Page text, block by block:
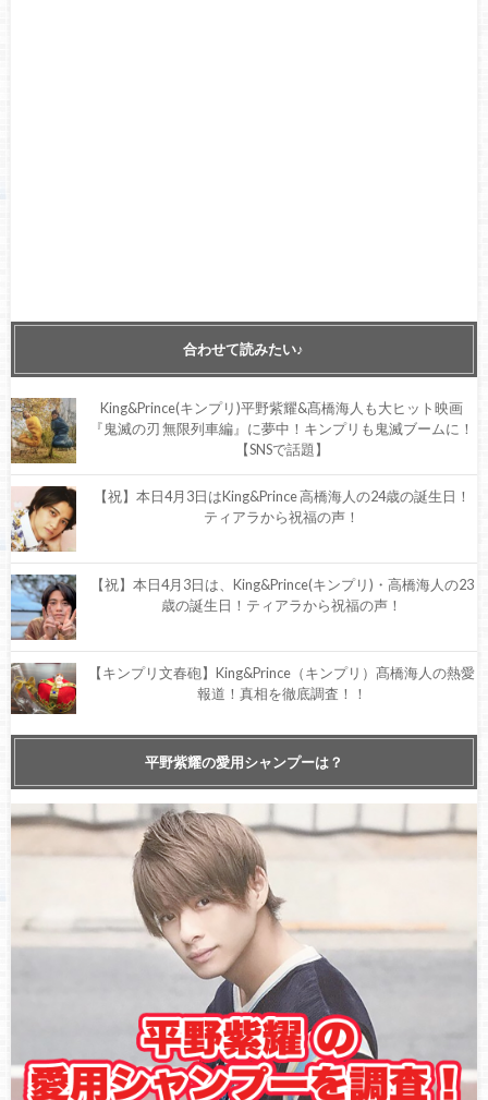
合わせて読みたい♪
King&Prince(キンプリ)平野紫耀&髙橋海人も大ヒット映画
『鬼滅の刃 無限列車編』に夢中！キンプリも鬼滅ブームに！
【SNSで話題】
【祝】本日4月3日はKing&Prince 高橋海人の24歳の誕生日！
ティアラから祝福の声！
【祝】本日4月3日は、King&Prince(キンプリ)・高橋海人の23
歳の誕生日！ティアラから祝福の声！
【キンプリ文春砲】King&Prince（キンプリ）髙橋海人の熱愛
報道！真相を徹底調査！！
【祝福】本日4月3日は、King&Prince(キンプリ)髙橋海人の21
歳の誕生日！ティアラから祝福の声が届く！【徹底調査】
本日4月3日はKing & Prince 高橋海人の26歳の誕生日！HAPPY
BIRTHDAY KAITO ♪ お祝いメッセージ
【祝】King&Prince(キンプリ)髙橋海人、本日22歳の誕生日！
ティアラから祝福の声！【SNSで話題】
King&Prince(キンプリ)髙橋海人、ドラマ『ドラゴン桜』に出
演決定！2021年4月、毎週日曜21:00〜スタート！
平野紫耀の愛用シャンプーは？